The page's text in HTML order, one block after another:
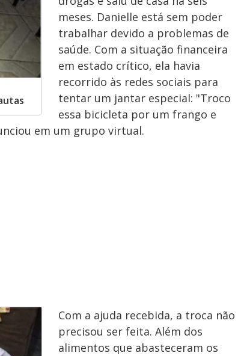
meses. Danielle está sem poder
trabalhar devido a problemas de
saúde. Com a situação financeira
em estado crítico, ela havia
recorrido às redes sociais para
tentar um jantar especial: "Troco
essa bicicleta por um frango e
em um grupo virtual.
Com a ajuda recebida, a troca não
precisou ser feita. Além dos
alimentos que abasteceram os